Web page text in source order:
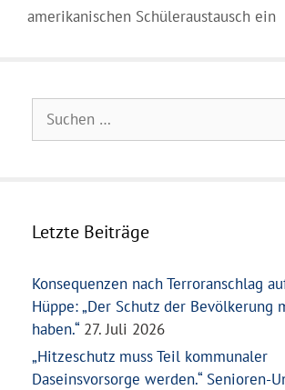
amerikanischen Schüleraustausch ein
nach:
Letzte Beiträge
Konsequenzen nach Terroranschlag
Hüppe: „Der Schutz der Bevölkerung
haben.“ 27. Juli 2026
„Hitzeschutz muss Teil kommunaler
Daseinsvorsorge werden.“ Senioren-